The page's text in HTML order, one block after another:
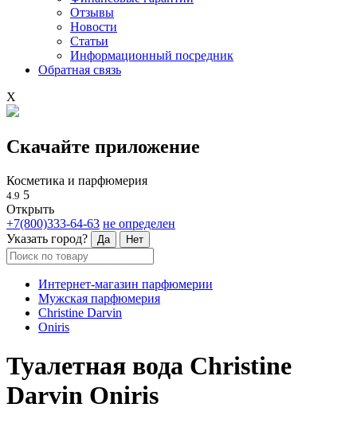
Отзывы
Новости
Статьи
Информационный посредник
Обратная связь
X
Скачайте приложение
Косметика и парфюмерия
4.9 5
Открыть
+7(800)333-64-63 не определен
Указать город?
Да Нет
Интернет-магазин парфюмерии
Мужская парфюмерия
Christine Darvin
Oniris
Туалетная вода Christine
Darvin Oniris